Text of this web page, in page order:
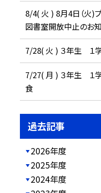
8/4( 火 ) 8月4日（火)
図書室開放中止のお
7/28( 火 ) ３年生 １
7/27( 月 ) ３年生 １
食
過去記事
2026年度
2025年度
2024年度